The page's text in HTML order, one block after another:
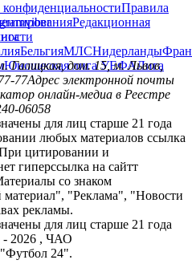
Правила
Редакционная
viber
БельгияМЛСНидерланды
Юношеская лига УЕФАЛига
Галицкая, дом. 15, м. Львов,
77Адрес электронной почты
онлайн-медиа в Реестре
06058
для лиц старше 21 года
любых материалов ссылка
цитировании и
гиперссылка на сайтт
со знаком
"Реклама", "Новости
рекламы.
для лиц старше 21 года
- 2026 , ЧАО
24".